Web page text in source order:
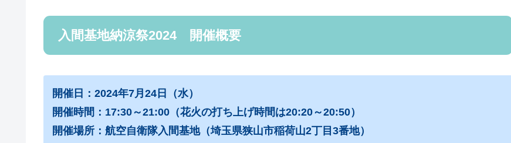
入間基地納涼祭2024 開催概要
開催日：2024年7月24日（水）
開催時間：17:30～21:00（花火の打ち上げ時間は20:20～20:50）
開催場所：航空自衛隊入間基地（埼玉県狭山市稲荷山2丁目3番地）